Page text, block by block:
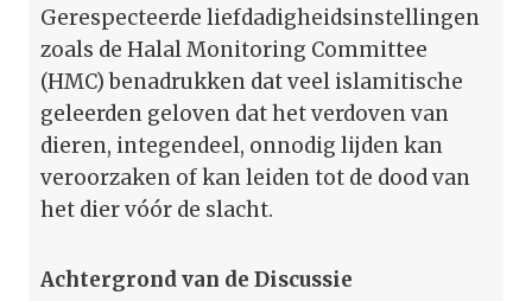
Gerespecteerde liefdadigheidsinstellingen
zoals de Halal Monitoring Committee
(HMC) benadrukken dat veel islamitische
geleerden geloven dat het verdoven van
dieren, integendeel, onnodig lijden kan
veroorzaken of kan leiden tot de dood van
het dier vóór de slacht.
Achtergrond van de Discussie